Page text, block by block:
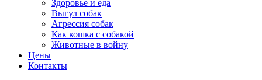
Здоровье и еда
Выгул собак
Агрессия собак
Как кошка с собакой
Животные в войну
Цены
Контакты